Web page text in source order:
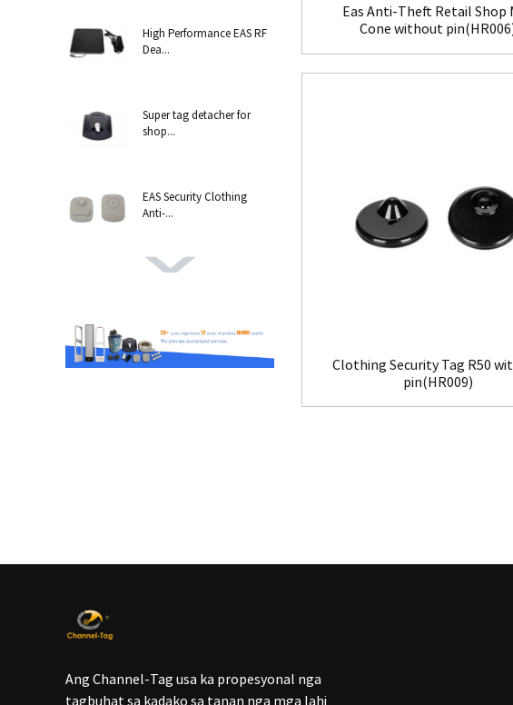
High Performance EAS RF
Dea...
Super tag detacher for
shop...
EAS Security Clothing
Anti-...
Eas Anti-Theft Retail Shop
Cone without
Clothing Security Tag R50
pin(HR009)
Ang Channel-Tag usa ka propesyonal nga
tagbuhat sa kadako sa tanan nga mga lahi